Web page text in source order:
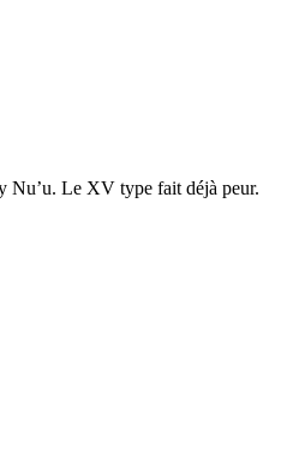
Nu’u. Le XV type fait déjà peur.